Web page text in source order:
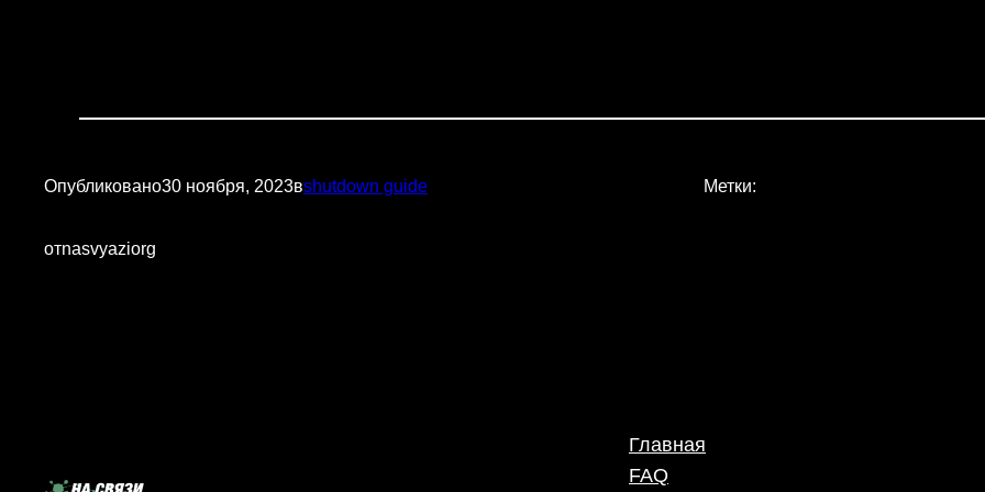
Опубликовано30 ноября, 2023вshutdown guide
отnasvyaziorg
Метки:
Главная
FAQ